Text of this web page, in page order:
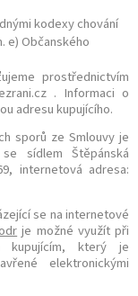
kodexy chování
e) Občanského
prostřednictvím
. Informaci o
adresu kupujícího.
sporů ze Smlouvy je
sídlem Štěpánská
internetová adresa:
se na internetové
je možné využít při
kupujícím, který je
elektronickými